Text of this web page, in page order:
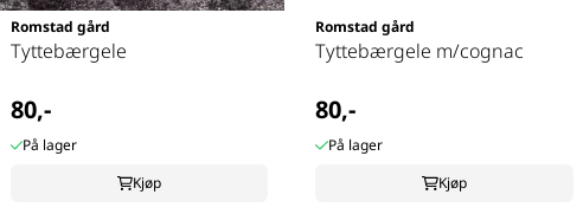
Romstad gård
Tyttebærgele
80,-
På lager
Kjøp
Romstad gård
Tyttebærgele m/cognac
80,-
På lager
Kjøp